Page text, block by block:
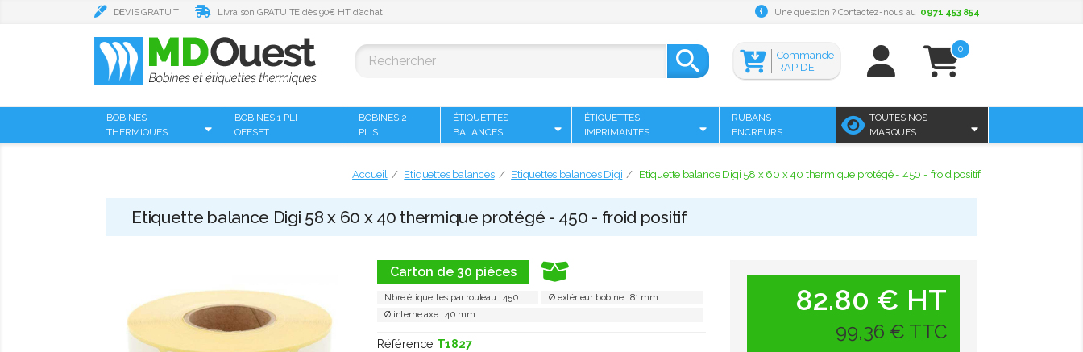
DEVIS GRATUIT Livraison GRATUITE dès 90€ HT d’achat Une question ? Contactez-nous au 0971 453 854
 0
Commande
RAPIDE
BOBINES
THERMIQUES
BOBINES 1 PLI
OFFSET
BOBINES 2
PLIS
ÉTIQUETTES
BALANCES
ÉTIQUETTES
IMPRIMANTES
RUBANS
ENCREURS
TOUTES NOS
MARQUES
Accueil Etiquettes balances Etiquettes balances Digi Etiquette balance Digi 58 x 60 x 40 thermique protégé - 450 - froid positif
Etiquette balance Digi 58 x 60 x 40 thermique protégé - 450 - froid positif
Carton de 30 pièces
Nbre étiquettes par rouleau : 450
Ø extérieur bobine : 81 mm
Ø interne axe : 40 mm
Référence T1827
82.80 € HT
99,36 € TTC